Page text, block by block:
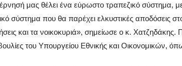
μας θέλει ένα εύρωστο τραπεζικό σύστημα,
σύστημα που θα παρέχει ελκυστικές αποδόσεις
και τα νοικοκυριά», σημείωσε ο κ. Χατζηδάκης.
του Υπουργείου Εθνικής και Οικονομικών,